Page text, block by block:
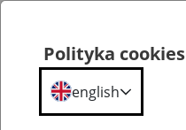
Polityka cookies
english